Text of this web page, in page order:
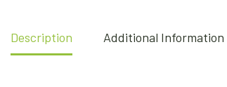
Description Additional Information